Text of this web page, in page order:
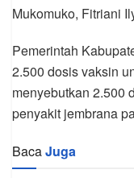
Mukomuko, Fitriani
Pemerintah
2.500 dosis vaksin
menyebutkan 2.500
penyakit jembrana
BacaJuga